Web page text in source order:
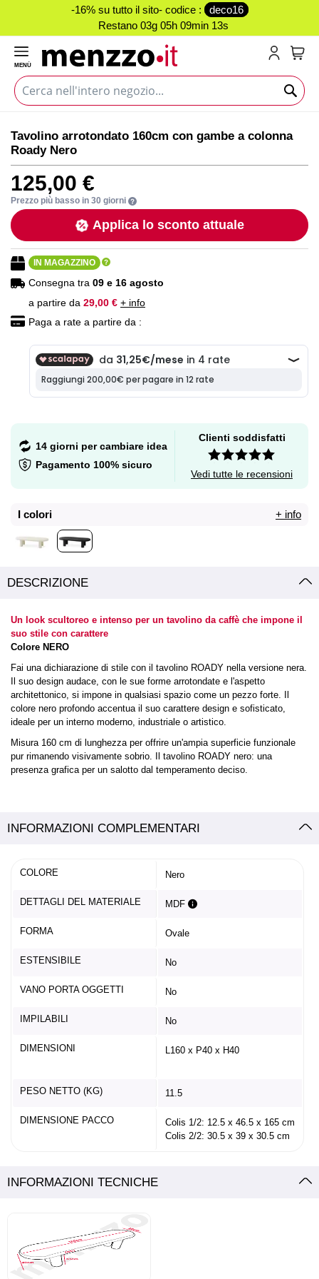
-16% su tutto il sito- codice :
deco16
Restano 03g 05h 09min 13s
MENÙ
alla
fine
della
galleria
di
immagini
all'inizio
della
galleria
di
immagini
Tavolino arrotondato 160cm con gambe a colonna
Roady Nero
125,00 €
Prezzo più basso in 30 giorni
Applica lo sconto attuale
IN MAGAZZINO
Consegna tra 09 e 16 agosto
a partire da 29,00 € + info
Paga a rate a partire da :
14 giorni per cambiare idea
Pagamento 100% sicuro
Clienti soddisfatti
Vedi tutte le recensioni
I colori + info
DESCRIZIONE
Un look scultoreo e intenso per un tavolino da caffè che impone il
suo stile con carattere
Colore NERO
Fai una dichiarazione di stile con il tavolino ROADY nella versione nera.
Il suo design audace, con le sue forme arrotondate e l'aspetto
architettonico, si impone in qualsiasi spazio come un pezzo forte. Il
colore nero profondo accentua il suo carattere design e sofisticato,
ideale per un interno moderno, industriale o artistico.
Misura 160 cm di lunghezza per offrire un'ampia superficie funzionale
pur rimanendo visivamente sobrio. Il tavolino ROADY nero: una
presenza grafica per un salotto dal temperamento deciso.
INFORMAZIONI COMPLEMENTARI
COLORE Nero
DETTAGLI DEL MATERIALE MDF
FORMA Ovale
ESTENSIBILE No
VANO PORTA OGGETTI No
IMPILABILI No
DIMENSIONI L160 x P40 x H40
PESO NETTO (KG) 11.5
DIMENSIONE PACCO
Colis 1/2: 12.5 x 46.5 x 165 cm
Colis 2/2: 30.5 x 39 x 30.5 cm
INFORMAZIONI TECNICHE